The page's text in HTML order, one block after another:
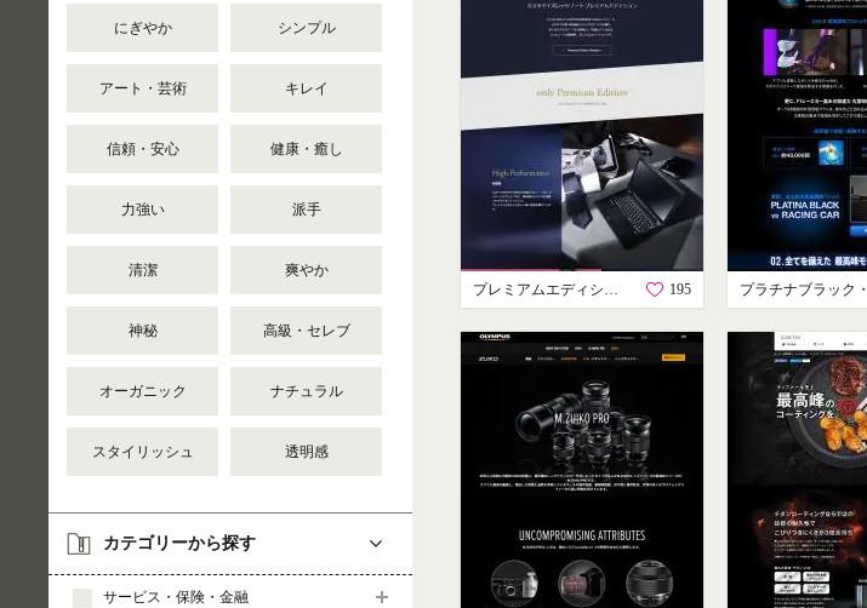
にぎやか シンプル
アート・芸術 キレイ
信頼・安心 健康・癒し
力強い 派手
清潔 爽やか
神秘 高級・セレブ
オーガニック ナチュラル
スタイリッシュ 透明感
カテゴリーから探す
サービス・保険・金融
プレミアムエディション 195